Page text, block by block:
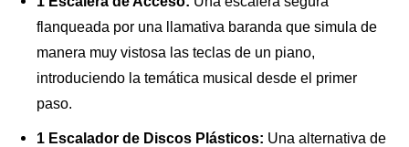
flanqueada por una llamativa baranda que simula de
manera muy vistosa las teclas de un piano,
introduciendo la temática musical desde el primer
paso.
1 Escalador de Discos Plásticos: Una alternativa de